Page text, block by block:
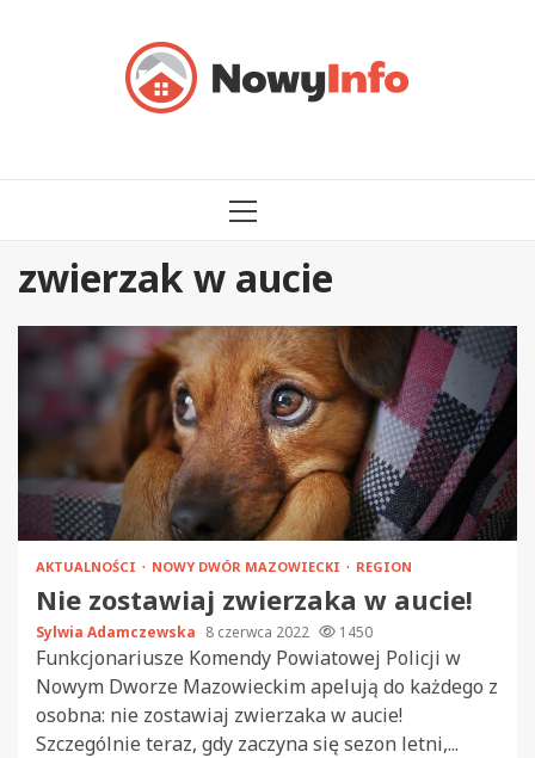
MENU
zwierzak w aucie
AKTUALNOŚCI NOWY DWÓR MAZOWIECKI REGION
Nie zostawiaj zwierzaka w aucie!
Sylwia Adamczewska 8 czerwca 2022 1450
Funkcjonariusze Komendy Powiatowej Policji w
Nowym Dworze Mazowieckim apelują do każdego z
osobna: nie zostawiaj zwierzaka w aucie!
Szczególnie teraz, gdy zaczyna się sezon letni,...